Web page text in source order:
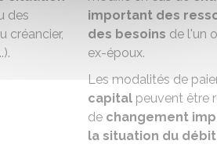
des
créancier,
important des
des besoins de l'un
ex-époux.
Les modalités de
capital peuvent être
de changement
la situation du